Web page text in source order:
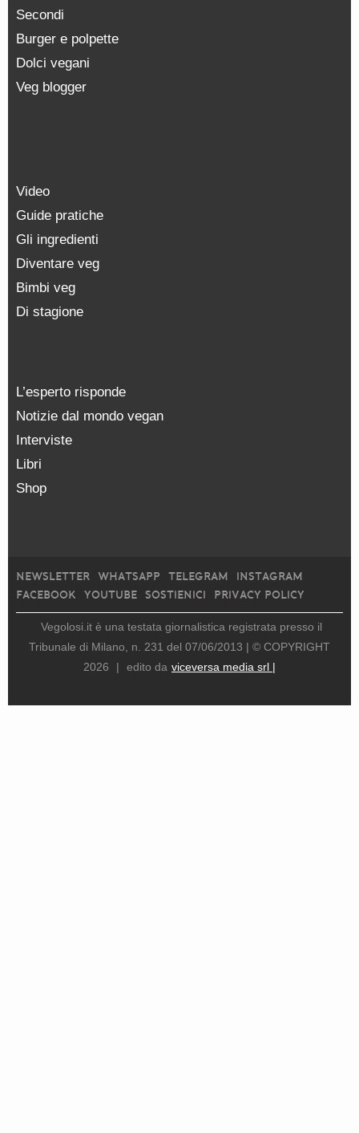
Secondi
Burger e polpette
Dolci vegani
Veg blogger
Video
Guide pratiche
Gli ingredienti
Diventare veg
Bimbi veg
Di stagione
L’esperto risponde
Notizie dal mondo vegan
Interviste
Libri
Shop
NEWSLETTER WHATSAPP TELEGRAM
INSTAGRAM
FACEBOOK
YOUTUBE SOSTIENICI PRIVACY POLICY
Vegolosi.it è una testata giornalistica registrata presso il
Tribunale di Milano, n. 231 del 07/06/2013 | © COPYRIGHT
2026
| edito da viceversa media srl |